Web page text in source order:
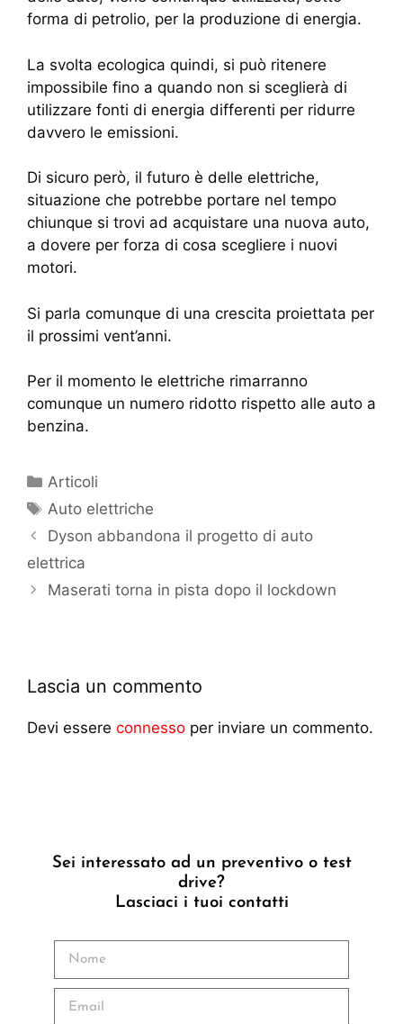
forma di petrolio, per la produzione di energia.
La svolta ecologica quindi, si può ritenere
impossibile fino a quando non si sceglierà di
utilizzare fonti di energia differenti per ridurre
davvero le emissioni.
Di sicuro però, il futuro è delle elettriche,
situazione che potrebbe portare nel tempo
chiunque si trovi ad acquistare una nuova auto,
a dovere per forza di cosa scegliere i nuovi
motori.
Si parla comunque di una crescita proiettata per
il prossimi vent’anni.
Per il momento le elettriche rimarranno
comunque un numero ridotto rispetto alle auto a
benzina.
Articoli
Auto elettriche
Dyson abbandona il progetto di auto
elettrica
Maserati torna in pista dopo il lockdown
Lascia un commento
Devi essere connesso per inviare un commento.
Sei interessato ad un preventivo o test
drive?
Lasciaci i tuoi contatti